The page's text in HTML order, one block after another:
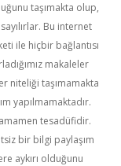
taşımakta olup,
Bu internet
ile hiçbir bağlantısı
makaleler
niteliği taşımamakta
yapılmamaktadır.
tesadüfidir.
bir bilgi paylaşım
aykırı olduğunu